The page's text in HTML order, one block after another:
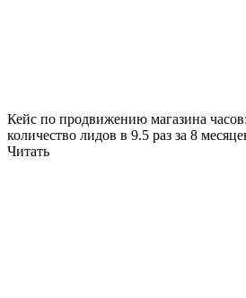
Кейс по продвижению магазина
количество лидов в 9.5 раз за 8
Читать